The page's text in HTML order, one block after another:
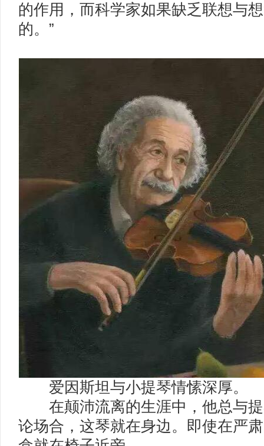
的作用，而科学家如果缺乏联想与
的。”
爱因斯坦与小提琴情愫深厚。
在颠沛流离的生涯中，他总与提
论场合，这琴就在身边。即使在严